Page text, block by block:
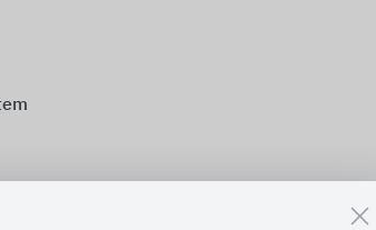
durch entsprechendes Zubehör und